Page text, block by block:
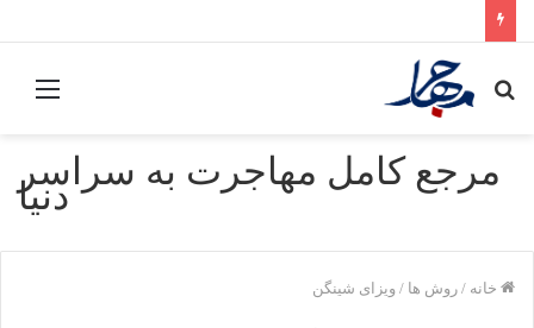
جستجو
مرجع کامل مهاجرت به سراسر
دنیا
خانه / روش ها / ویزای شینگن